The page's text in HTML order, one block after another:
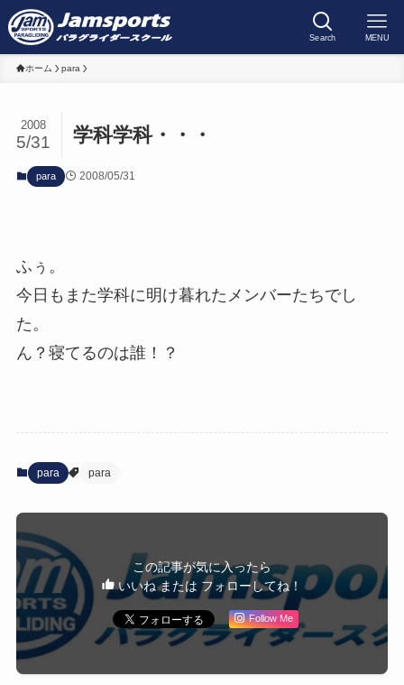
Search MENU
ホーム para
学科学科・・・
2008
5/31
para 2008/05/31
ふぅ。
今日もまた学科に明け暮れたメンバーたちでし
た。
ん？寝てるのは誰！？
para para
この記事が気に入ったら
いいね または フォローしてね！
Follow Me